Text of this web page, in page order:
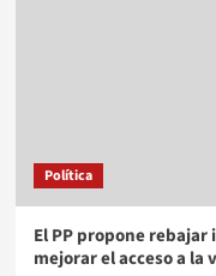
Política
El PP propone
mejorar el acceso a la